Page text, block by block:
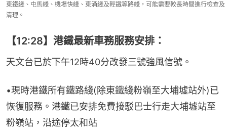
東鐵綫、屯馬綫、機場快綫、東涌綫及輕鐵等路綫，可能需要較長時間進行檢查及
清理。
【12:28】港鐵最新車務服務安排：
天文台已於下午12時40分改發三號強風信號。
•現時港鐵所有鐵路綫(除東鐵綫粉嶺至大埔墟站外)已
恢復服務。港鐵已安排免費接駁巴士行走大埔墟站至
粉嶺站，沿途停太和站